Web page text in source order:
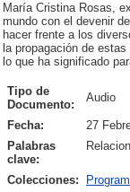
María Cristina Rosas,
mundo con el devenir
hacer frente a los
la propagación de
lo que ha significado
Tipo de
Documento:
Audio
Fecha:
27
Palabras
clave:
Colecciones: